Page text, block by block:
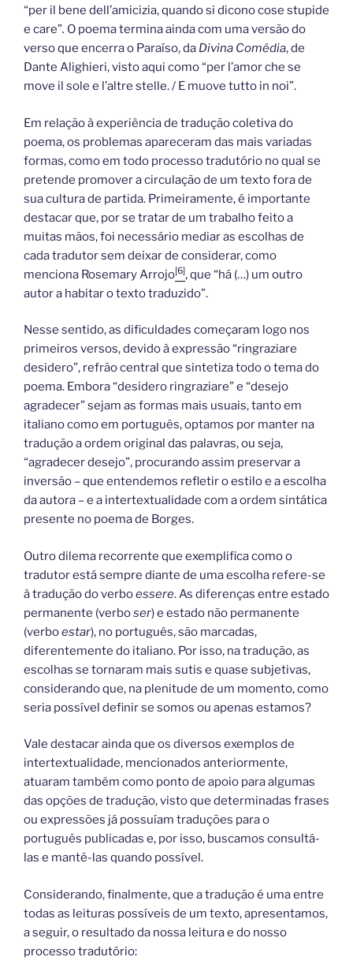
“per il bene dell’amicizia, quando si dicono cose stupide
e care”. O poema termina ainda com uma versão do
verso que encerra o Paraíso, da Divina Comédia, de
Dante Alighieri, visto aqui como “per l’amor che se
move il sole e l’altre stelle. / E muove tutto in noi”.
Em relação à experiência de tradução coletiva do
poema, os problemas apareceram das mais variadas
formas, como em todo processo tradutório no qual se
pretende promover a circulação de um texto fora de
sua cultura de partida. Primeiramente, é importante
destacar que, por se tratar de um trabalho feito a
muitas mãos, foi necessário mediar as escolhas de
cada tradutor sem deixar de considerar, como
menciona Rosemary Arrojo[6], que “há (…) um outro
autor a habitar o texto traduzido”.
Nesse sentido, as dificuldades começaram logo nos
primeiros versos, devido à expressão “ringraziare
desidero”, refrão central que sintetiza todo o tema do
poema. Embora “desidero ringraziare” e “desejo
agradecer” sejam as formas mais usuais, tanto em
italiano como em português, optamos por manter na
tradução a ordem original das palavras, ou seja,
“agradecer desejo”, procurando assim preservar a
inversão – que entendemos refletir o estilo e a escolha
da autora – e a intertextualidade com a ordem sintática
presente no poema de Borges.
Outro dilema recorrente que exemplifica como o
tradutor está sempre diante de uma escolha refere-se
à tradução do verboessere. As diferenças entre estado
permanente (verboser) e estado não permanente
(verboestar), no português, são marcadas,
diferentemente do italiano. Por isso, na tradução, as
escolhas se tornaram mais sutis e quase subjetivas,
considerando que, na plenitude de um momento, como
seria possível definir se somos ou apenas estamos?
Vale destacar ainda que os diversos exemplos de
intertextualidade, mencionados anteriormente,
atuaram também como ponto de apoio para algumas
das opções de tradução, visto que determinadas frases
ou expressões já possuíam traduções para o
português publicadas e, por isso, buscamos consultá-
las e mantê-las quando possível.
Considerando, finalmente, que a tradução é uma entre
todas as leituras possíveis de um texto, apresentamos,
a seguir, o resultado da nossa leitura e do nosso
processo tradutório: